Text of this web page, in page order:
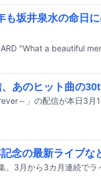
坂井泉水の命日
あのヒット曲の
～」の配信が本日3月
念の最新ライブな